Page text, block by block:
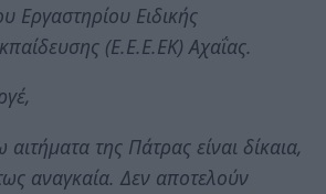
Εργαστηρίου Ειδικής
(Ε.Ε.Ε.ΕΚ) Αχαΐας.
της Πάτρας είναι δίκαια,
αναγκαία. Δεν αποτελούν